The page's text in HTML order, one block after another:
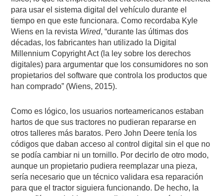
para usar el sistema digital del vehículo durante el
tiempo en que este funcionara. Como recordaba Kyle
Wiens en la revista Wired, “durante las últimas dos
décadas, los fabricantes han utilizado la Digital
Millennium Copyright Act (la ley sobre los derechos
digitales) para argumentar que los consumidores no son
propietarios del software que controla los productos que
han comprado” (Wiens, 2015).
Como es lógico, los usuarios norteamericanos estaban
hartos de que sus tractores no pudieran repararse en
otros talleres más baratos. Pero John Deere tenía los
códigos que daban acceso al control digital sin el que no
se podía cambiar ni un tornillo. Por decirlo de otro modo,
aunque un propietario pudiera reemplazar una pieza,
sería necesario que un técnico validara esa reparación
para que el tractor siguiera funcionando. De hecho, la